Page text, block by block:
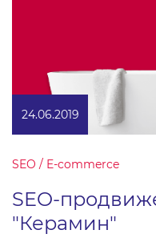
24.06.2019
SEO / E-commerce
SEO-
"Керамин"